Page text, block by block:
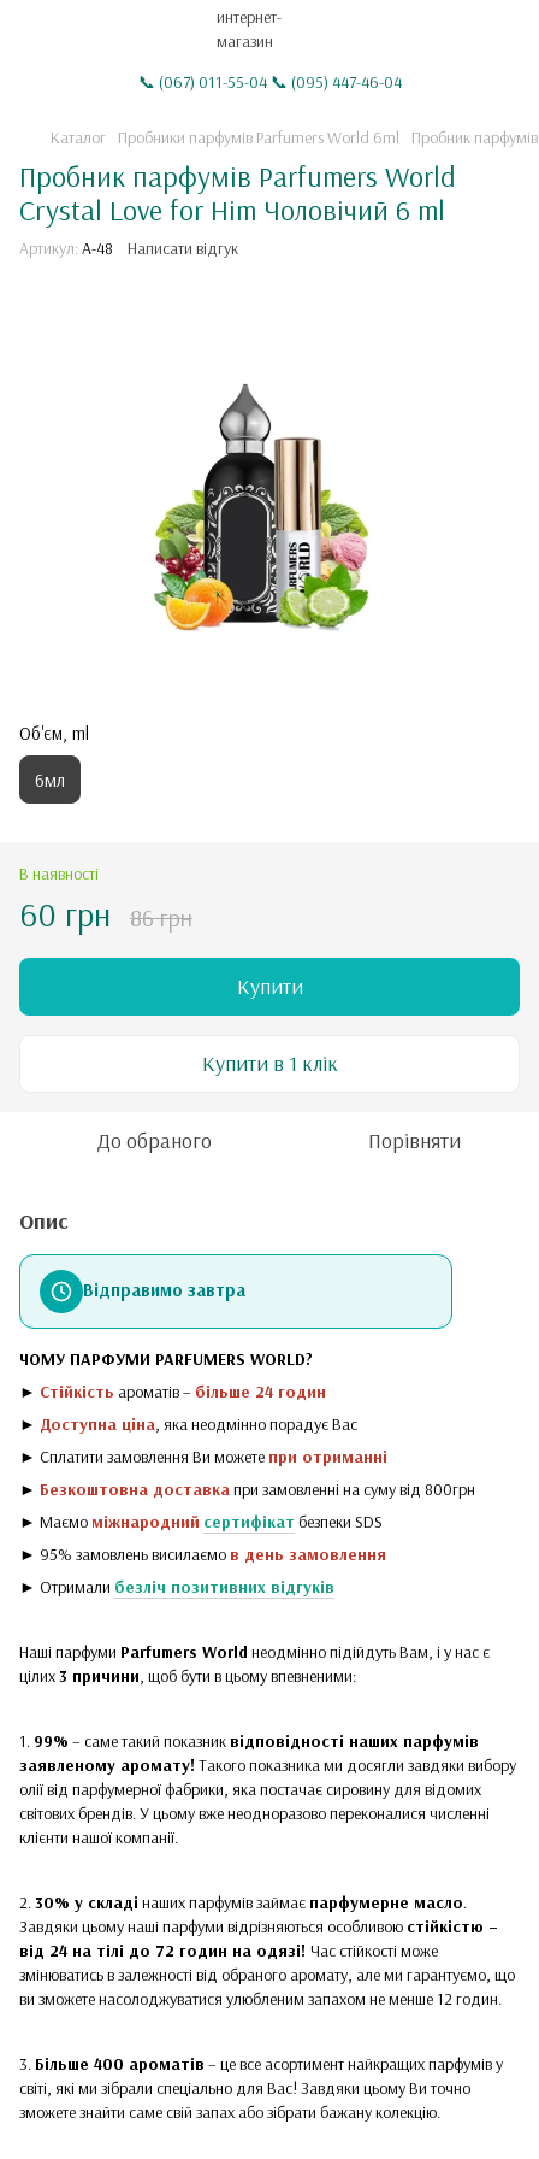
📞 (067) 011-55-04 📞 (095) 447-46-04
Каталог Пробники парфумiв Parfumers World 6ml Пробник
Пробник парфумів Parfumers World
Crystal Love for Him Чоловічий 6 ml
Артикул: А-48 Написати відгук
Об'єм, ml
6мл
В наявності
60 грн 86 грн
Купити
Купити в 1 клік
До обраного Порівняти
Опис
Відправимо завтра
ЧОМУ ПАРФУМИ PARFUMERS WORLD?
► Стійкість ароматів – більше 24 годин
► Доступна ціна , яка неодмінно порадує Вас
► Сплатити замовлення Ви можете при отриманні
► Безкоштовна доставка при замовленні на суму від 800грн
► Маємо міжнародний сертифікат безпеки SDS
► 95% замовлень висилаємо в день замовлення
► Отримали безліч позитивних відгуків
Наші парфуми Parfumers World неодмінно підійдуть Вам, і у нас є
цілих3 причини , щоб бути в цьому впевненими:
1. 99% – саме такий показник відповідності наших парфумів
заявленому аромату! Такого показника ми досягли завдяки вибору
олії від парфумерної фабрики, яка постачає сировину для відомих
світових брендів. У цьому вже неодноразово переконалися численні
клієнти нашої компанії.
2. 30% у складі наших парфумів займає парфумерне масло.
Завдяки цьому наші парфуми відрізняються особливою стійкістю –
від 24 на тілі до 72 годин на одязі! Час стійкості може
змінюватись в залежності від обраного аромату, але ми гарантуємо, що
ви зможете насолоджуватися улюбленим запахом не менше 12 годин.
3. Більше 400 ароматів – це все асортимент найкращих парфумів у
світі, які ми зібрали спеціально для Вас! Завдяки цьому Ви точно
зможете знайти саме свій запах або зібрати бажану колекцію.